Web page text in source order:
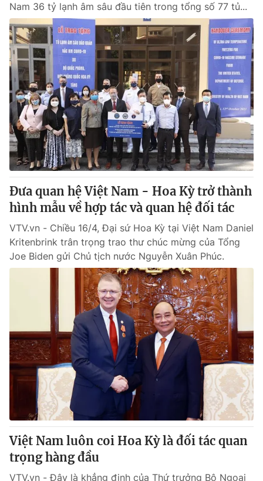
Nam 36 tỷ lạnh âm sâu đầu tiên trong tổng số 77 tủ...
Đưa quan hệ Việt Nam - Hoa Kỳ trở thành
hình mẫu về hợp tác và quan hệ đối tác
VTV.vn - Chiều 16/4, Đại sứ Hoa Kỳ tại Việt Nam Daniel
Kritenbrink trân trọng trao thư chúc mừng của Tổng
Joe Biden gửi Chủ tịch nước Nguyễn Xuân Phúc.
Việt Nam luôn coi Hoa Kỳ là đối tác quan
trọng hàng đầu
VTV.vn - Đây là khẳng định của Thứ trưởng Bộ Ngoại